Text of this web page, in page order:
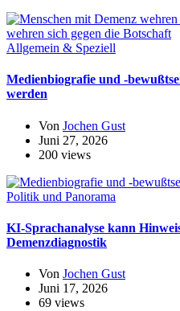
Allgemein & Speziell
Medienbiografie und -
werden
Von Jochen Gust
Juni 27, 2026
200 views
Politik und Panorama
KI-Sprachanalyse kann
Demenzdiagnostik
Von Jochen Gust
Juni 17, 2026
69 views